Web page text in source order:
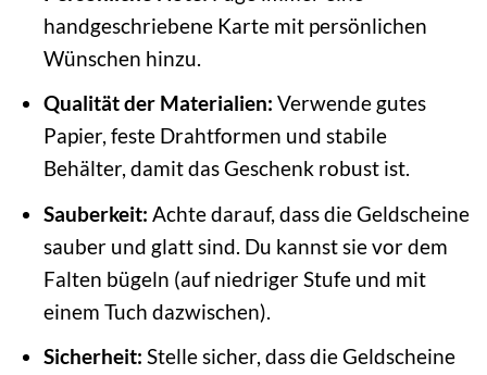
handgeschriebene Karte mit persönlichen
Wünschen hinzu.
Qualität der Materialien: Verwende gutes
Papier, feste Drahtformen und stabile
Behälter, damit das Geschenk robust ist.
Sauberkeit: Achte darauf, dass die Geldscheine
sauber und glatt sind. Du kannst sie vor dem
Falten bügeln (auf niedriger Stufe und mit
einem Tuch dazwischen).
Sicherheit: Stelle sicher, dass die Geldscheine